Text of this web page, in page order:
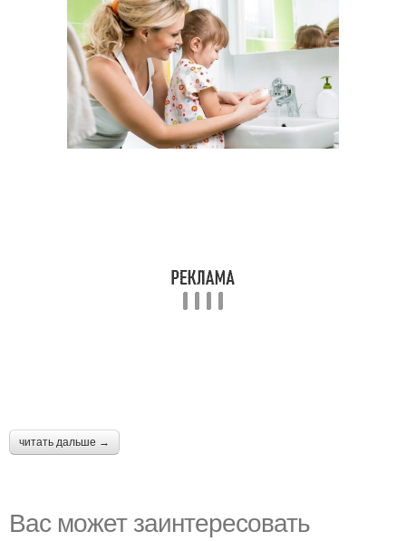
читать дальше →
Вас может заинтересовать